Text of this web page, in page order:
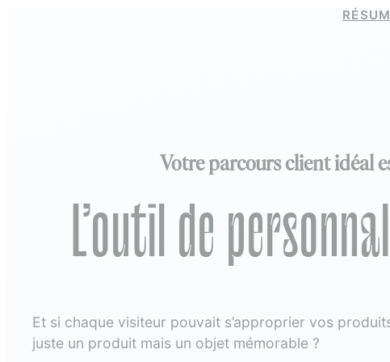
Votre parcours client idéal
L’outil de
Et si chaque visiteur pouvait s’approprier vos
juste un produit mais un objet mémorable ?